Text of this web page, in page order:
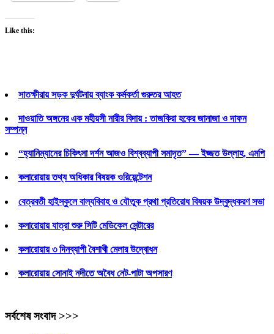
Like this:
সাতক্ষীরায় সড়ক দুর্ঘটনায় ব্যাংক কর্মকর্তা গুরুতর আহত
দাওয়াতি অঙ্গনের এক মহীয়সী নারীর বিদায় : তাজকিরা হকের জানাজা ও দাফন
সম্পন্ন
“হ্যানিম্যানের চিকিৎসা দর্শন আজও বিশ্বব্যাপী সমাদৃত” — ইজ্জত উল্লাহ, এমপি
কলারোয়ায় তথ্য অধিকার বিষয়ক ওরিয়েন্টেশন
বেত্রবতী হাইস্কুলে বাল্যবিবাহ ও যৌতুক প্রথা প্রতিরোধ বিষয়ক উদ্বুদ্ধকরণ সভা
কলারোয়ায় যাত্রা শুরু সিটি মেডিকেল সেন্টারের
কলারোয়ায় ৩ দিনব্যাপী বৈশাখী মেলার উদ্বোধন
কলারোয়ায় সোনাই নদীতে অবৈধ নেট-পাটা অপসারণ
সর্বশেষ সংবাদ >>>